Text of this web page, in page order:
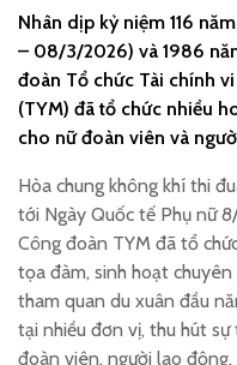
Nhân dịp kỷ niệm 116
– 08/3/2026) và 1986
đoàn Tổ chức Tài chính
(TYM) đã tổ chức nhiều
cho nữ đoàn viên và
Hòa chung không khí thi
tới Ngày Quốc tế Phụ nữ
Công đoàn TYM đã tổ
tọa đàm, sinh hoạt
tham quan du xuân đầu
tại nhiều đơn vị, thu hút
đoàn viên, người lao động.